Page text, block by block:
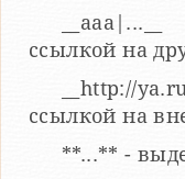
ссылкой на
__http://
ссылкой на
**...** -